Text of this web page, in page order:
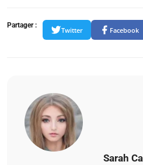
Partager :
Twitter Facebook
Sarah